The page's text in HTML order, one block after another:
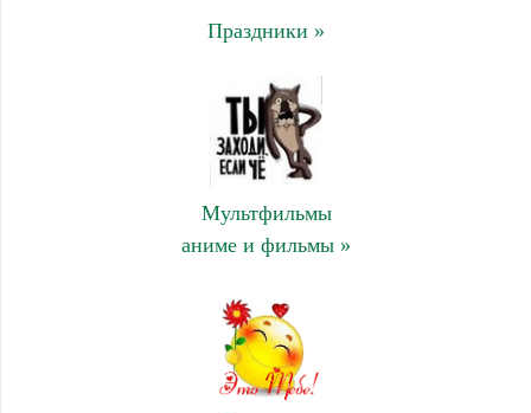
Праздники »
Мультфильмы
аниме и фильмы »